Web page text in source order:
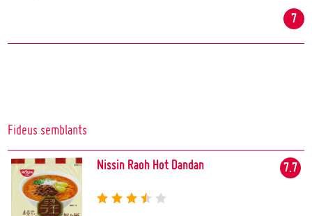
7
Fideus semblants
Nissin Raoh Hot Dandan 7.7